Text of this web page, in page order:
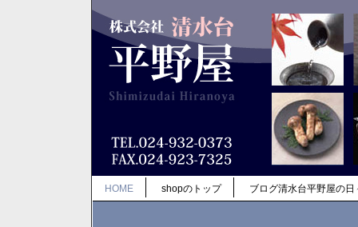
HOME shopのトップ ブログ清水台平野屋の日